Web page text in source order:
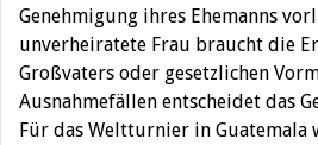
Genehmigung ihres Ehemanns
unverheiratete Frau braucht die
Großvaters oder gesetzlichen
Ausnahmefällen entscheidet das
Für das Weltturnier in